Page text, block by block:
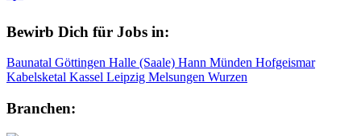
Bewirb Dich für Jobs in:
Baunatal Göttingen Halle (Saale) Hann Münden Hofgeismar
Kabelsketal Kassel Leipzig Melsungen Wurzen
Branchen: